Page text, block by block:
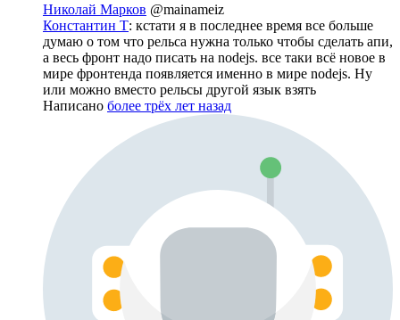
Николай Марков @mainameiz
Константин Т: кстати я в последнее время все больше
думаю о том что рельса нужна только чтобы сделать апи,
а весь фронт надо писать на nodejs. все таки всё новое в
мире фронтенда появляется именно в мире nodejs. Ну
или можно вместо рельсы другой язык взять
Написано более трёх лет назад